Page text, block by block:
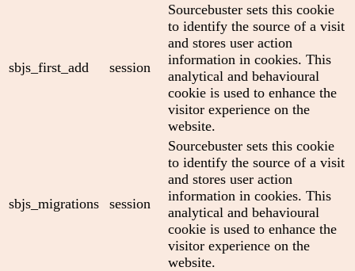
sbjs_first_add session
Sourcebuster sets this cookie
to identify the source of a visit
and stores user action
information in cookies. This
analytical and behavioural
cookie is used to enhance the
visitor experience on the
website.
sbjs_migrations session
Sourcebuster sets this cookie
to identify the source of a visit
and stores user action
information in cookies. This
analytical and behavioural
cookie is used to enhance the
visitor experience on the
website.